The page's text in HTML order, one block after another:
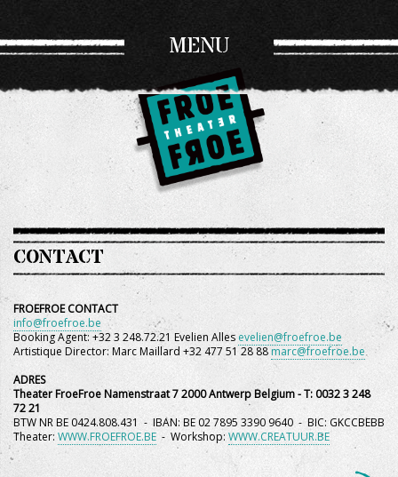
MENU
CONTACT
FROEFROE CONTACT
info@froefroe.be
Booking Agent: +32 3 248.72.21 Evelien Alles evelien@froefroe.be
Artistique Director: Marc Maillard +32 477 51 28 88marc@froefroe.be
ADRES
Theater FroeFroeNamenstraat 7 2000 Antwerp Belgium - T: 0032 3 248
72 21
BTW NR BE 0424.808.431 - IBAN: BE 02 7895 3390 9640 - BIC: GKCCBEBB
Theater: WWW.FROEFROE.BE - Workshop: WWW.CREATUUR.BE